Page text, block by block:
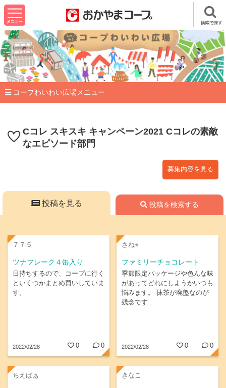
コープわいわい広場メニュー
Cコレ スキスキ キャンペーン2021 Cコレの素敵
なエピソード部門
募集内容を見る
投稿を見る 投稿を検索する
７７５
ツナフレーク４缶入り
日持ちするので、コープに行く
といくつかまとめ買いしていま
す。
2022/02/28 0 0
さね⭐︎
ファミリーチョコレート
季節限定パッケージや色んな味
があってどれにしようかいつも
悩みます。 抹茶が廃盤なのが
残念です…
2022/02/28 0 0
ちえばぁ きなこ